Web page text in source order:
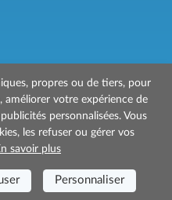
Prenotazioni24 s.r.l.
50b - 50053 Empoli (FI)
1 - 57037 Portoferraio (LI)
Garanzia Viaggi ASSIMUTUA
026004
propres ou de tiers, pour
améliorer votre expérience de
personnalisées. Vous
les refuser ou gérer vos
savoir plus
Personnaliser